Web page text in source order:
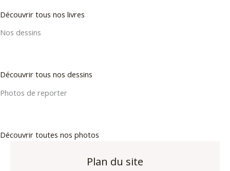
Découvrir tous nos livres
Nos dessins
Découvrir tous nos dessins
Photos de reporter
Découvrir toutes nos photos
Plan du site